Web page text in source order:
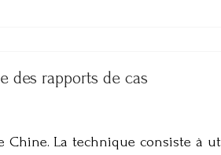
des rapports de cas
La technique consiste à